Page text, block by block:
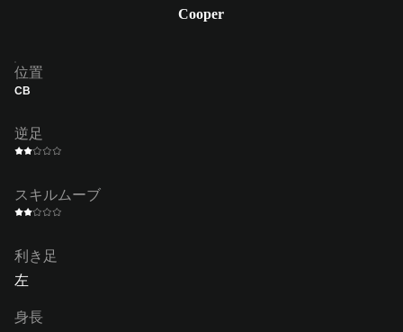
Cooper
位置
CB
逆足
スキルムーブ
利き足
左
身長